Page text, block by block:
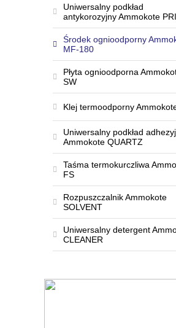
Uniwersalny podkład
antykorozyjny Ammokote
Środek ognioodporny
MF-180
Płyta ognioodporna
SW
Klej termoodporny
Uniwersalny podkład
Ammokote QUARTZ
Taśma termokurczliwa
FS
Rozpuszczalnik Ammokote
SOLVENT
Uniwersalny detergent
CLEANER